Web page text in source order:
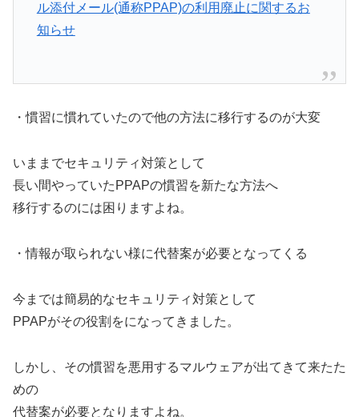
ル添付メール(通称PPAP)の利用廃止に関するお
知らせ
・慣習に慣れていたので他の方法に移行するのが大変
いままでセキュリティ対策として
長い間やっていたPPAPの慣習を新たな方法へ
移行するのには困りますよね。
・情報が取られない様に代替案が必要となってくる
今までは簡易的なセキュリティ対策として
PPAPがその役割をになってきました。
しかし、その慣習を悪用するマルウェアが出てきて来たた
めの
代替案が必要となりますよね。